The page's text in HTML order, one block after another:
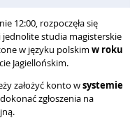
12:00, rozpoczęła się
studia magisterskie
w języku polskim w roku
Jagiellońskim.
założyć konto wsystemie
zgłoszenia na